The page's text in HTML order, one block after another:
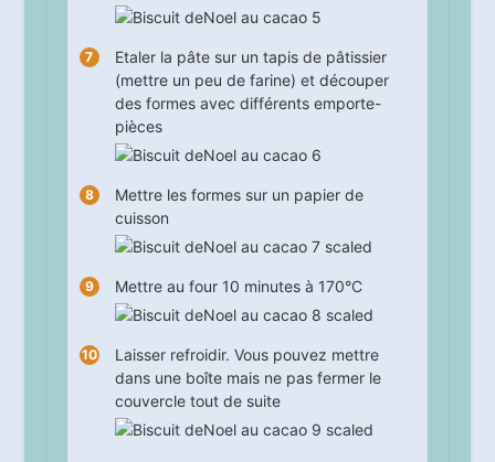
Etaler la pâte sur un tapis de pâtissier
(mettre un peu de farine) et découper
des formes avec différents emporte-
pièces
Mettre les formes sur un papier de
cuisson
Mettre au four 10 minutes à 170°C
Laisser refroidir. Vous pouvez mettre
dans une boîte mais ne pas fermer le
couvercle tout de suite